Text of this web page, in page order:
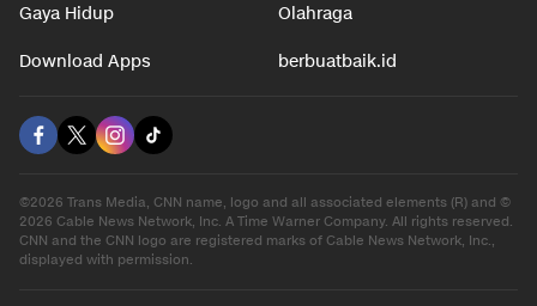
Gaya Hidup Olahraga
Download Apps berbuatbaik.id
©2026 Trans Media, CNN name, logo and all associated elements (R) and ©
2026 Cable News Network, Inc. A Time Warner Company. All rights reserved.
CNN and the CNN logo are registered marks of Cable News Network, Inc.,
displayed with permission.